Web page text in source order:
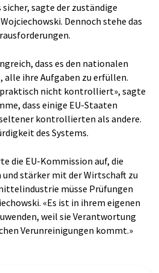
sagte der zuständige
Dennoch stehe das
dass es den nationalen
ihre Aufgaben zu erfüllen.
praktisch nicht kontrolliert», sagte
dass einige EU-Staaten
kontrollierten als andere.
des Systems.
die EU-Kommission auf, die
stärker mit der Wirtschaft zu
müsse Prüfungen
«Es ist in ihrem eigenen
weil sie Verantwortung
Verunreinigungen kommt.»